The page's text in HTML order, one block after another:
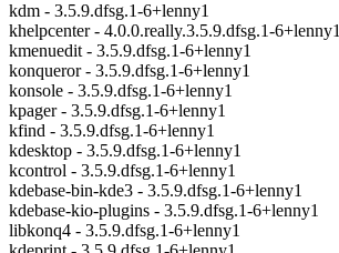
kdm - 3.5.9.dfsg.1-6+lenny1
khelpcenter - 4.0.0.really.3.5.9.dfsg.1-6+lenny1
kmenuedit - 3.5.9.dfsg.1-6+lenny1
konqueror - 3.5.9.dfsg.1-6+lenny1
konsole - 3.5.9.dfsg.1-6+lenny1
kpager - 3.5.9.dfsg.1-6+lenny1
kfind - 3.5.9.dfsg.1-6+lenny1
kdesktop - 3.5.9.dfsg.1-6+lenny1
kcontrol - 3.5.9.dfsg.1-6+lenny1
kdebase-bin-kde3 - 3.5.9.dfsg.1-6+lenny1
kdebase-kio-plugins - 3.5.9.dfsg.1-6+lenny1
libkonq4 - 3.5.9.dfsg.1-6+lenny1